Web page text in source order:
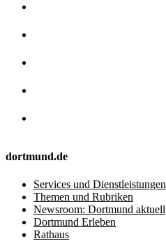
dortmund.de
Services und Dienstleistungen
Themen und Rubriken
Newsroom: Dortmund aktuell
Dortmund Erleben
Rathaus